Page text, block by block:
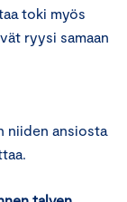
toki myös
ryysi samaan
niiden ansiosta